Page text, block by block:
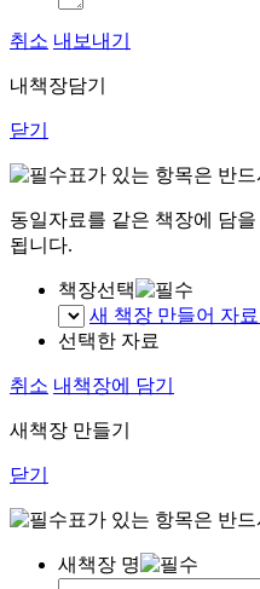
취소 내보내기
내책장담기
닫기
표가 있는 항목은 반
동일자료를 같은 책장에 담
됩니다.
책장선택
새 책장 만들어 자료
선택한 자료
취소 내책장에 담기
새책장 만들기
닫기
표가 있는 항목은 반
새책장 명